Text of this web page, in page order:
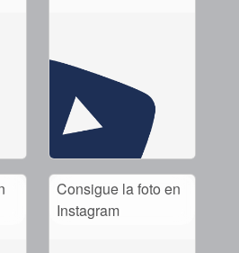
tuberías API
productosConsigue la foto en
Instagram